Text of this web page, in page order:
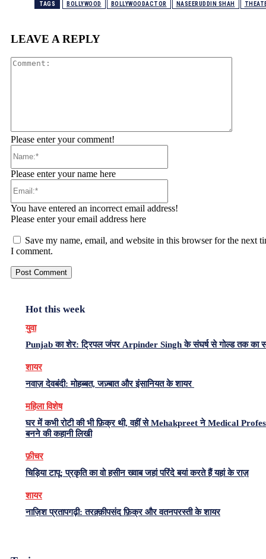
TAGS BOLLYWOOD BOLLYWOODACTOR NASEERUDDIN SHAH
LEAVE A REPLY
Please enter your comment!
Please enter your name here
You have entered an incorrect email address!
Please enter your email address here
Save my name, email, and website in this browser for the next
I comment.
Hot this week
युवा
Punjab का शेर: ट्रिपल जंपर Arpinder Singh के संघर्ष से गोल्ड तक का
शायर
नवाज़ देवबंदी: मोहब्बत, जज़्बात और इंसानियत के शायर
महिला विशेष
घर में कभी रोटी की भी फ़िक्र थी, वहीं से Mehakpreet ने Medical
बनने की कहानी लिखी
फ़ीचर
चिड़िया टापू: प्रकृति का वो हसीन ख्वाब जहां परिंदे बयां करते हैं यहां के राज़
शायर
नाज़िश प्रतापगढ़ी: तरक़्क़ीपसंद फ़िक्र और वतनपरस्ती के शायर